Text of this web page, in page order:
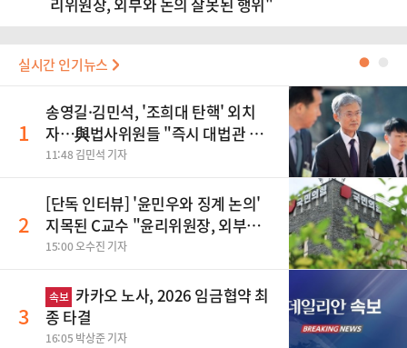
실시간 인기뉴스 ●
1
송영길·김민석, '조희대 탄핵' 외치
자…與법사위원들 "즉시 대법관 제
청하라"
11:48 김민석 기자
2
[단독 인터뷰] '윤민우와 징계 논의'
지목된 C교수 "윤리위원장, 외부와
논의 잘못된 행위"
15:00 오수진 기자
3
속보 카카오 노사, 2026 임금협약 최
종 타결
16:05 박상준 기자